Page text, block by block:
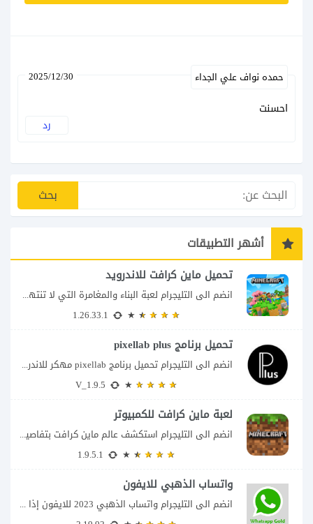
حمده نواف علي الجداء 2025/12/30
احسنت
رد
أشهر التطبيقات
تحميل ماين كرافت للاندرويد
انضم الى التليجرام لعبة البناء والمغامرة التي لا تنتهي Minecraft إذا كنت تبحث عن...
تحميل برنامج pixellab plus
انضم الى التليجرام تحميل برنامج pixellab مهكر للاندرويد يعتبر تطبيق بيكسلاب من اشهر تطبيقات...
لعبة ماين كرافت للكمبيوتر
انضم الى التليجرام استكشف عالم ماين كرافت بتفاصيل مذهلة 🌟 هل أنت مستعد لمغامرة...
واتساب الذهبي للايفون
انضم الى التليجرام واتساب الذهبي 2023 للايفون إذا كنت تبحث عن واتساب الذهبي للايفون...